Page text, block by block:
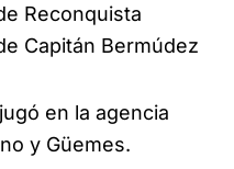
Reconquista
Capitán Bermúdez
en la agencia
y Güemes.